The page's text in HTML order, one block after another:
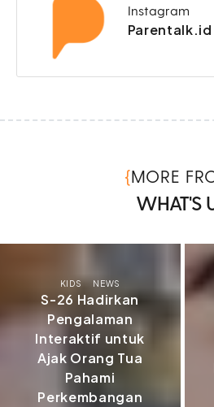
Instagram
Parentalk.id
{MORE
WHAT'S
KIDS NEWS
S-26 Hadirkan
Pengalaman
Interaktif untuk
Ajak Orang Tua
Pahami
Perkembangan